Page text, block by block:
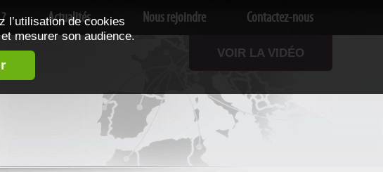
l’utilisation de cookies
mesurer son audience.
Actualités Nous rejoindre Contactez-nous
VOIR LA VIDÉO